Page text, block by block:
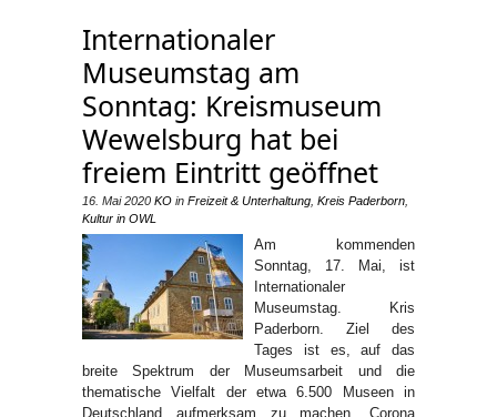
Internationaler
Museumstag am
Sonntag: Kreismuseum
Wewelsburg hat bei
freiem Eintritt geöffnet
16. Mai 2020 KO in Freizeit & Unterhaltung Kreis Paderborn
Kultur in OWL
Am kommenden
Sonntag, 17. Mai, ist
Internationaler
Museumstag. Kris
Paderborn. Ziel des
Tages ist es, auf das
breite Spektrum der Museumsarbeit und die
thematische Vielfalt der etwa 6.500 Museen in
Deutschland aufmerksam zu machen. Corona